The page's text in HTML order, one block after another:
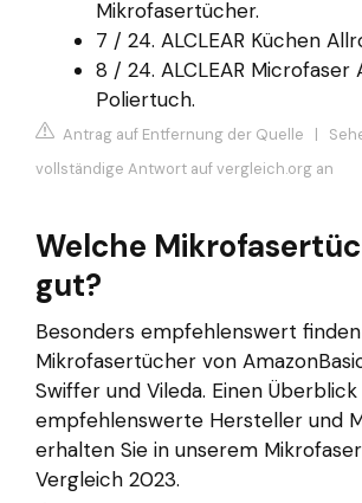
Mikrofasertücher.
7 / 24. ALCLEAR Küchen
8 / 24. ALCLEAR Microfaser
Poliertuch.
Antrag auf Entfernung der Quelle |
vollständige Antwort auf vergleich.org an
Welche
gut?
Besonders empfehlenswert
Mikrofasertücher von
Swiffer und Vileda. Einen
empfehlenswerte Hersteller und
erhalten Sie in unserem
Vergleich 2023.